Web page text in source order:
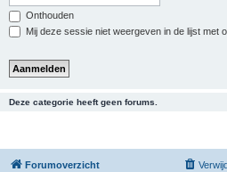
Onthouden
Mij deze sessie niet weergeven in de lijst met
Deze categorie heeft geen forums.
Forumoverzicht